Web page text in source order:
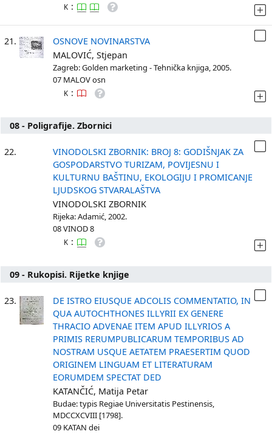
K :
21.
OSNOVE NOVINARSTVA
MALOVIĆ, Stjepan
Zagreb: Golden marketing - Tehnička knjiga, 2005.
07 MALOV osn
K :
08 - Poligrafije. Zbornici
22.
VINODOLSKI ZBORNIK: BROJ 8: GODIŠNJAK ZA
GOSPODARSTVO TURIZAM, POVIJESNU I
KULTURNU BAŠTINU, EKOLOGIJU I PROMICANJE
LJUDSKOG STVARALAŠTVA
VINODOLSKI ZBORNIK
Rijeka: Adamić, 2002.
08 VINOD 8
K :
09 - Rukopisi. Rijetke knjige
23.
DE ISTRO EIUSQUE ADCOLIS COMMENTATIO, IN
QUA AUTOCHTHONES ILLYRII EX GENERE
THRACIO ADVENAE ITEM APUD ILLYRIOS A
PRIMIS RERUMPUBLICARUM TEMPORIBUS AD
NOSTRAM USQUE AETATEM PRAESERTIM QUOD
ORIGINEM LINGUAM ET LITERATURAM
EORUMDEM SPECTAT DED
KATANČIĆ, Matija Petar
Budae: typis Regiae Universitatis Pestinensis,
MDCCXCVIII [1798].
09 KATAN dei